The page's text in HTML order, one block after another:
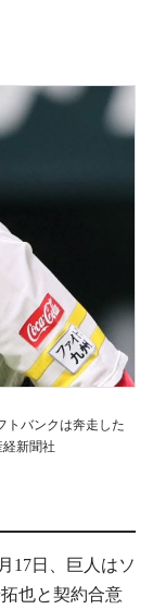
トバンクは奔走した
新聞社
17日、巨人はソ
也と契約合意